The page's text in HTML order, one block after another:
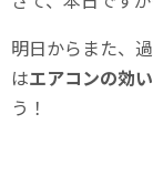
明日からまた、
はエアコンの効
う！